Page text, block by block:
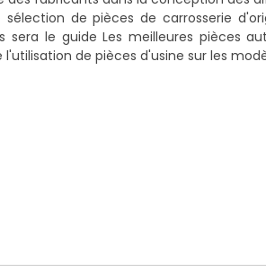
de pièces de carrosserie
sera le guideLes meilleures pièces
de pièces d'usine sur les